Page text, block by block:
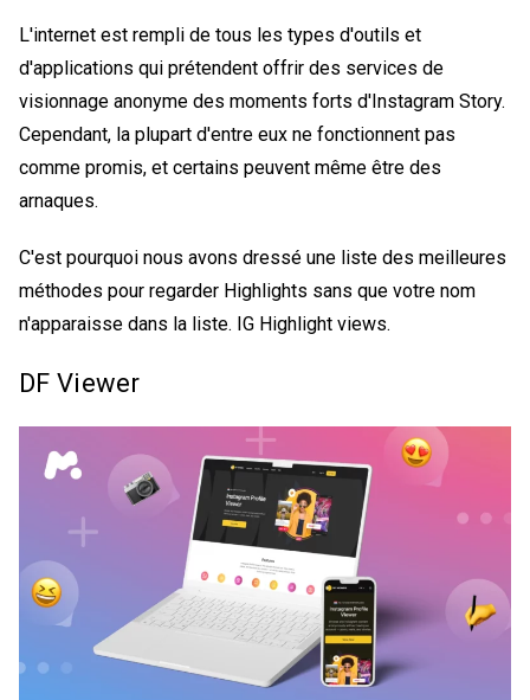
L'internet est rempli de tous les types d'outils et
d'applications qui prétendent offrir des services de
visionnage anonyme des moments forts d'Instagram Story.
Cependant, la plupart d'entre eux ne fonctionnent pas
comme promis, et certains peuvent même être des
arnaques.
C'est pourquoi nous avons dressé une liste des meilleures
méthodes pour regarder Highlights sans que votre nom
n'apparaisse dans la liste. IG Highlight views.
DF Viewer